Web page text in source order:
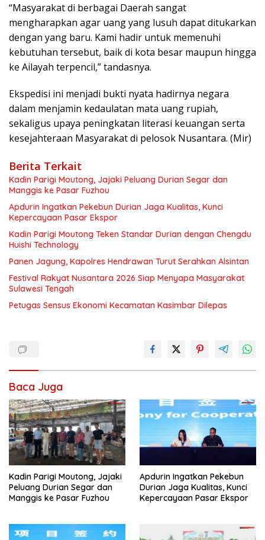
​“Masyarakat di berbagai Daerah sangat
mengharapkan agar uang yang lusuh dapat ditukarkan
dengan yang baru. Kami hadir untuk memenuhi
kebutuhan tersebut, baik di kota besar maupun hingga
ke Ailayah terpencil,” tandasnya.
Ekspedisi ini menjadi bukti nyata hadirnya negara
dalam menjamin kedaulatan mata uang rupiah,
sekaligus upaya peningkatan literasi keuangan serta
kesejahteraan Masyarakat di pelosok Nusantara. (Mir)
Berita Terkait
Kadin Parigi Moutong, Jajaki Peluang Durian Segar dan
Manggis ke Pasar Fuzhou
Apdurin Ingatkan Pekebun Durian Jaga Kualitas, Kunci
Kepercayaan Pasar Ekspor
Kadin Parigi Moutong Teken Standar Durian dengan Chengdu
Huishi Technology
Panen Jagung, Kapolres Hendrawan Turut Serahkan Alsintan
Festival Rakyat Nusantara 2026 Siap Menyapa Masyarakat
Sulawesi Tengah
Petugas Sensus Ekonomi Kecamatan Kasimbar Dilepas
Baca Juga
Kadin Parigi Moutong, Jajaki
Peluang Durian Segar dan
Manggis ke Pasar Fuzhou
Apdurin Ingatkan Pekebun
Durian Jaga Kualitas, Kunci
Kepercayaan Pasar Ekspor